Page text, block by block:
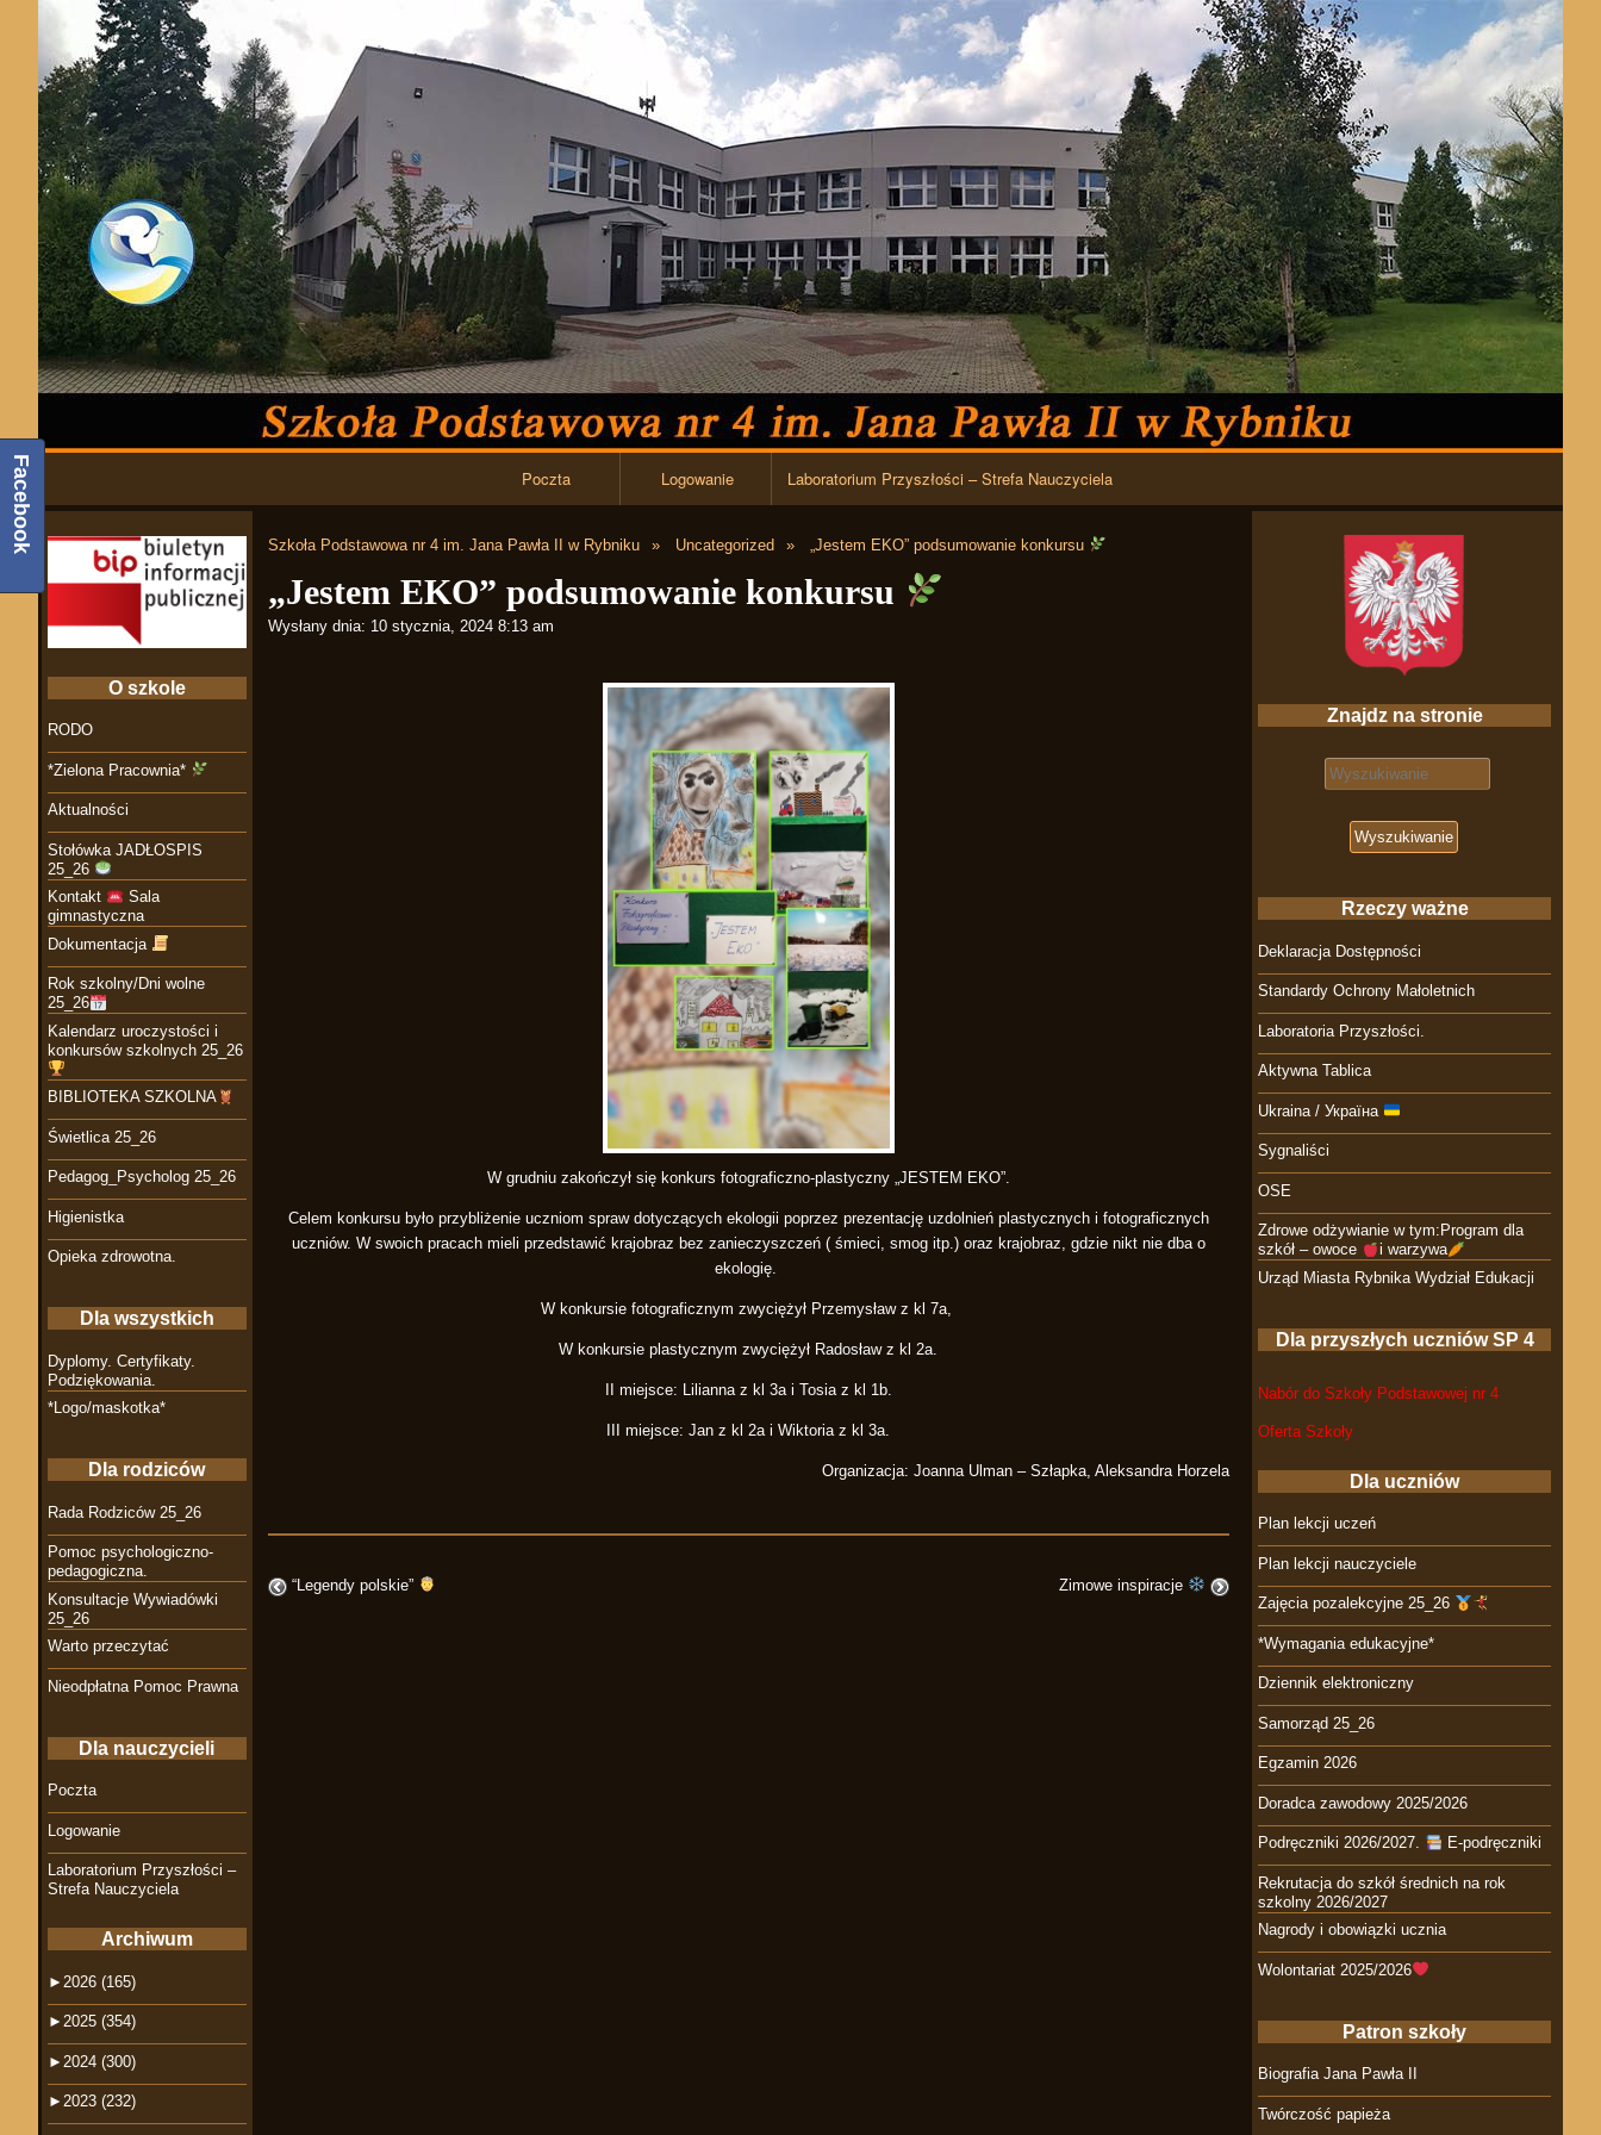
Przejdź do zawartości
Poczta Logowanie Laboratorium Przyszłości – Strefa Nauczyciela
Szkoła Podstawowa nr 4 im. Jana Pawła II w Rybniku Uncategorized „Jestem EKO” podsumowanie konkursu
„Jestem EKO” podsumowanie konkursu
Wysłany dnia: 10 stycznia, 2024 8:13 am
W grudniu zakończył się konkurs fotograficzno-plastyczny „JESTEM EKO”.
Celem konkursu było przybliżenie uczniom spraw dotyczących ekologii poprzez prezentację uzdolnień plastycznych i fotograficznych
uczniów. W swoich pracach mieli przedstawić krajobraz bez zanieczyszczeń ( śmieci, smog itp.) oraz krajobraz, gdzie nikt nie dba o
ekologię.
W konkursie fotograficznym zwyciężył Przemysław z kl 7a,
W konkursie plastycznym zwyciężył Radosław z kl 2a.
II miejsce: Lilianna z kl 3a i Tosia z kl 1b.
III miejsce: Jan z kl 2a i Wiktoria z kl 3a.
Organizacja: Joanna Ulman – Szłapka, Aleksandra Horzela
“Legendy polskie” Zimowe inspiracje
Znajdz na stronie
Search for:
Rzeczy ważne
Deklaracja Dostępności
Standardy Ochrony Małoletnich
Laboratoria Przyszłości.
Aktywna Tablica
Ukraina / Україна
Sygnaliści
OSE
Zdrowe odżywianie w tym:Program dla
szkół – owoce
i warzywa
Urząd Miasta Rybnika Wydział Edukacji
Dla przyszłych uczniów SP 4
Nabór do Szkoły Podstawowej nr 4
Oferta Szkoły
Dla uczniów
Plan lekcji uczeń
Plan lekcji nauczyciele
Zajęcia pozalekcyjne 25_26
*Wymagania edukacyjne*
Dziennik elektroniczny
Samorząd 25_26
Egzamin 2026
Doradca zawodowy 2025/2026
Podręczniki 2026/2027. E-podręczniki
Rekrutacja do szkół średnich na rok
szkolny 2026/2027
Nagrody i obowiązki ucznia
Wolontariat 2025/2026
Patron szkoły
Biografia Jana Pawła II
Twórczość papieża
O szkole
RODO
*Zielona Pracownia*
Aktualności
Stołówka JADŁOSPIS
25_26
Kontakt
Sala
gimnastyczna
Dokumentacja
Rok szkolny/Dni wolne
25_26
Kalendarz uroczystości i
konkursów szkolnych 25_26
BIBLIOTEKA SZKOLNA
Świetlica 25_26
Pedagog_Psycholog 25_26
Higienistka
Opieka zdrowotna.
Dla wszystkich
Dyplomy. Certyfikaty.
Podziękowania.
*Logo/maskotka*
Dla rodziców
Rada Rodziców 25_26
Pomoc psychologiczno-
pedagogiczna.
Konsultacje Wywiadówki
25_26
Warto przeczytać
Nieodpłatna Pomoc Prawna
Dla nauczycieli
Poczta
Logowanie
Laboratorium Przyszłości –
Strefa Nauczyciela
Archiwum
► 2026 (165)
► 2025 (354)
► 2024 (300)
► 2023 (232)
Facebook